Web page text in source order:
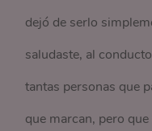
dejó de serlo
saludaste, al
tantas personas que
que marcan, pero